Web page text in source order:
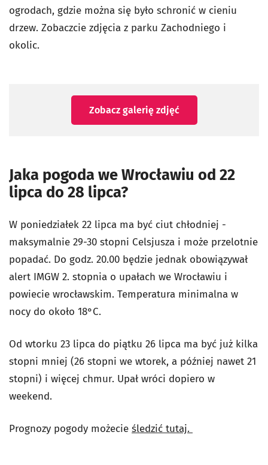
ogrodach, gdzie można się było schronić w cieniu
drzew. Zobaczcie zdjęcia z parku Zachodniego i
okolic.
Zobacz galerię zdjęć
Jaka pogoda we Wrocławiu od 22
lipca do 28 lipca?
W poniedziałek 22 lipca ma być ciut chłodniej -
maksymalnie 29-30 stopni Celsjusza i może przelotnie
popadać. Do godz. 20.00 będzie jednak obowiązywał
alert IMGW 2. stopnia o upałach we Wrocławiu i
powiecie wrocławskim. Temperatura minimalna w
nocy do około 18°C.
Od wtorku 23 lipca do piątku 26 lipca ma być już kilka
stopni mniej (26 stopni we wtorek, a później nawet 21
stopni) i więcej chmur. Upał wróci dopiero w
weekend.
Prognozy pogody możecie śledzić tutaj.